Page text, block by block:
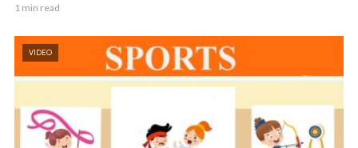
1 min read
VIDEO